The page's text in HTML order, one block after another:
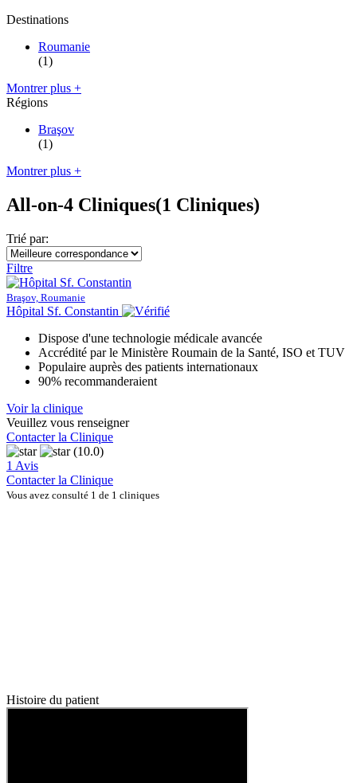
Destinations
Roumanie
(1)
Montrer plus +
Régions
Braşov
(1)
Montrer plus +
All-on-4 Cliniques(1 Cliniques)
Trié par:
Filtre
Braşov, Roumanie
Hôpital Sf. Constantin
Dispose d'une technologie médicale avancée
Accrédité par le Ministère Roumain de la Santé, ISO et TUV
Populaire auprès des patients internationaux
90% recommanderaient
Voir la clinique
Veuillez vous renseigner
Contacter la Clinique
(10.0)
1 Avis
Contacter la Clinique
Vous avez consulté 1 de 1 cliniques
Histoire du patient